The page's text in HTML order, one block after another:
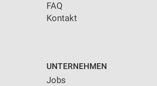
FAQ
Kontakt
UNTERNEHMEN
Jobs